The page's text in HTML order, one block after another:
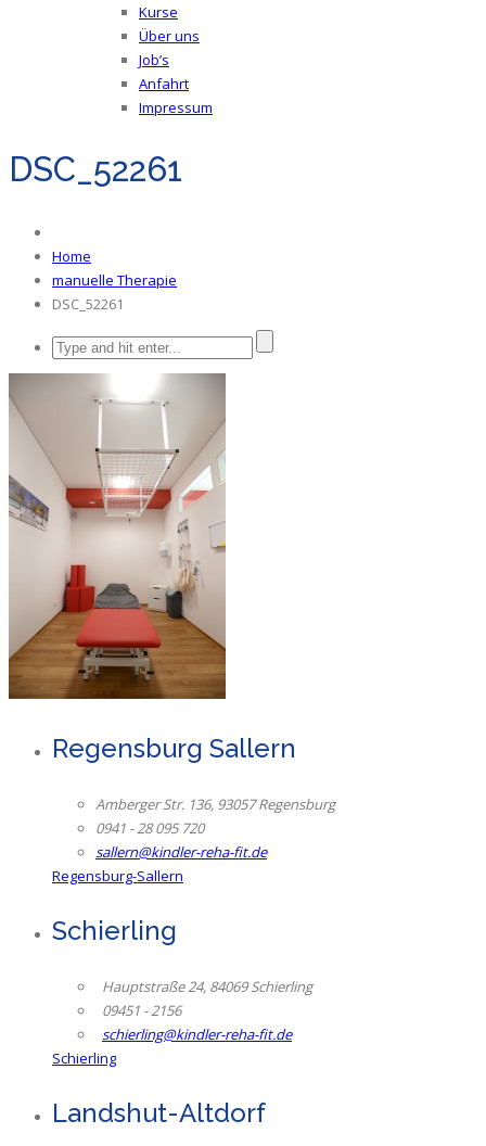
Kurse
Über uns
Job’s
Anfahrt
Impressum
DSC_52261
Home
manuelle Therapie
DSC_52261
Regensburg Sallern
Amberger Str. 136, 93057 Regensburg
0941 - 28 095 720
sallern@kindler-reha-fit.de
Regensburg-Sallern
Schierling
Hauptstraße 24, 84069 Schierling
09451 - 2156
schierling@kindler-reha-fit.de
Schierling
Landshut-Altdorf